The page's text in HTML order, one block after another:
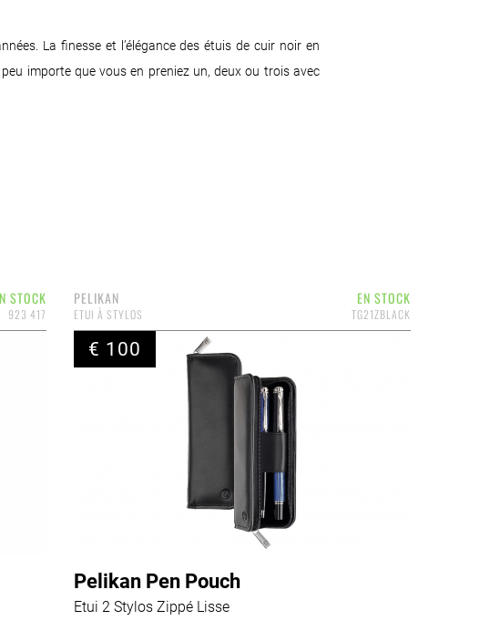
La finesse et l’élégance des étuis de cuir noir en
importe que vous en preniez un, deux ou trois avec
STOCK
923 417
EN STOCK
PELIKAN
TG21ZBLACK
ETUI À STYLOS
€ 100
Pelikan Pen Pouch
Etui 2 Stylos Zippé Lisse